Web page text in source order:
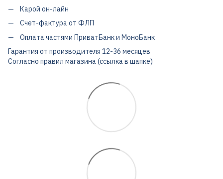
Карой он-лайн
Счет-фактура от ФЛП
Оплата частями ПриватБанк и МоноБанк
Гарантия от производителя 12-36 месяцев
Согласно правил магазина (ссылка в шапке)